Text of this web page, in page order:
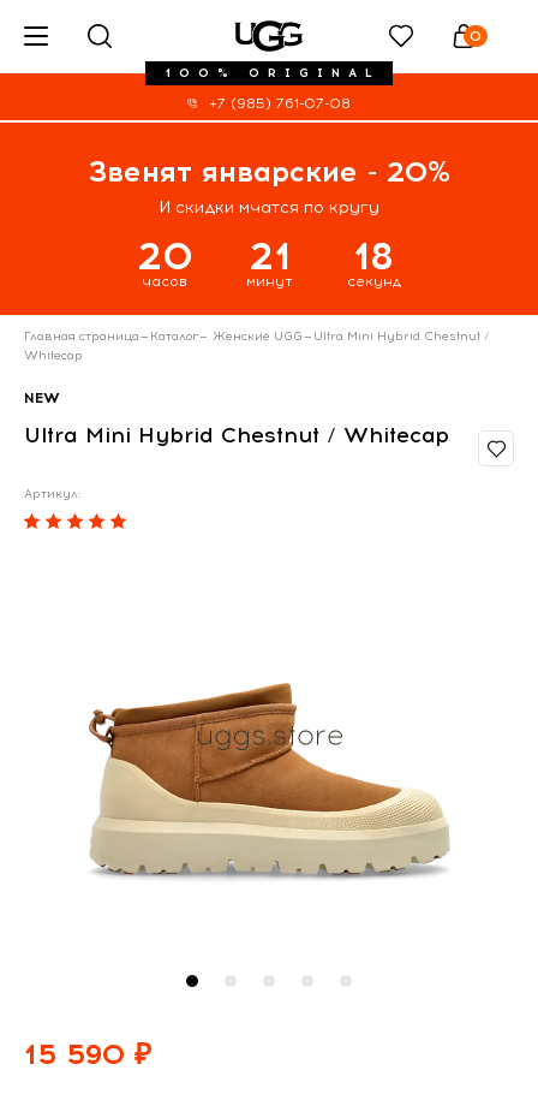
100% ORIGINAL
0
+7 (985) 761-07-08
Звенят январские - 20%
И скидки мчатся по кругу
20
часов
21
минут
17
секунд
Главная страница— Каталог— Женские UGG— Ultra Mini Hybrid Chestnut /
Whitecap
NEW
Ultra Mini Hybrid Chestnut / Whitecap
Артикул:
15 590 ₽